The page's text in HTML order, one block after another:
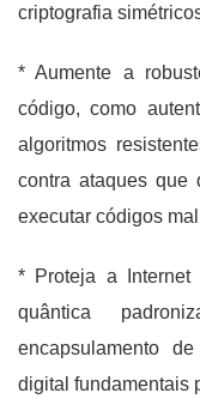
criptografia
* Aumente a
código, como
algoritmos
contra ataques que
executar códigos
* Proteja a Internet
quântica
encapsulamento
digital fundamentais